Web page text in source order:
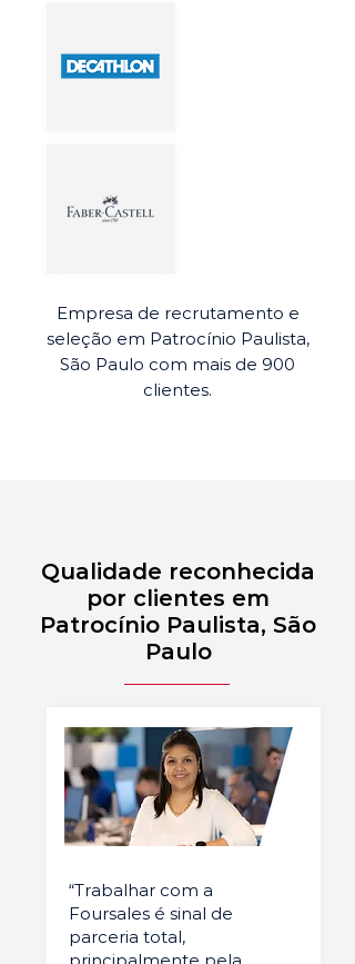
Empresa de recrutamento e
seleção em Patrocínio Paulista,
São Paulo com mais de 900
clientes.
Qualidade reconhecida
por clientes em
Patrocínio Paulista, São
Paulo
“Trabalhar com a
Foursales é sinal de
parceria total,